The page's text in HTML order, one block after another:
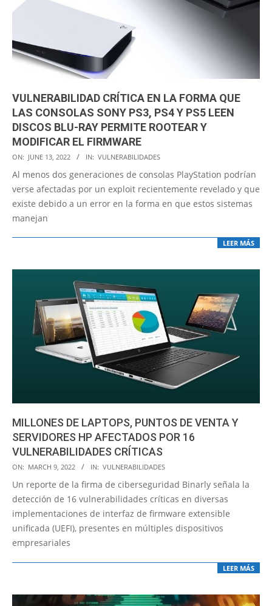
VULNERABILIDAD CRÍTICA EN LA FORMA QUE
LAS CONSOLAS SONY PS3, PS4 Y PS5 LEEN
DISCOS BLU-RAY PERMITE ROOTEAR Y
MODIFICAR EL FIRMWARE
2022-
06-
ON: JUNE 13, 2022 IN: VULNERABILIDADES
Al menos dos generaciones de consolas PlayStation podrían
verse afectadas por un exploit recientemente revelado y que
existe debido a un error en la forma en que estos sistemas
manejan
LEER MÁS
MILLONES DE LAPTOPS, PUNTOS DE VENTA Y
SERVIDORES HP AFECTADOS POR 16
VULNERABILIDADES CRÍTICAS
2022-
03-
09
ON: MARCH 9, 2022 IN: VULNERABILIDADES
Un reporte de la firma de ciberseguridad Binarly señala la
detección de 16 vulnerabilidades críticas en diversas
implementaciones de interfaz de firmware extensible
unificada (UEFI), presentes en múltiples dispositivos
empresariales
LEER MÁS